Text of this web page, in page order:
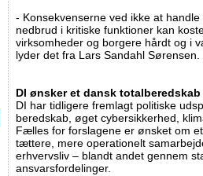
- Konsekvenserne ved ikke at
nedbrud i kritiske funktioner kan
virksomheder og borgere hårdt og i
lyder det fra Lars Sandahl Sørensen.
DI ønsker et dansk totalberedskab
DI har tidligere fremlagt politiske
beredskab, øget cybersikkerhed,
Fælles for forslagene er ønsket om
tættere, mere operationelt
erhvervsliv – blandt andet gennem
ansvarsfordelinger.